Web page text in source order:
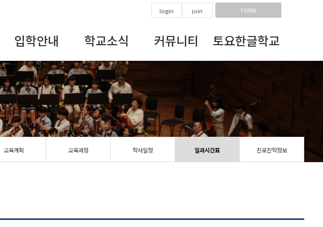
login join TOPIK
입학안내 학교소식 커뮤니티 토요한글학교
교육계획 교육과정 학사일정 일과시간표 진로진학정보